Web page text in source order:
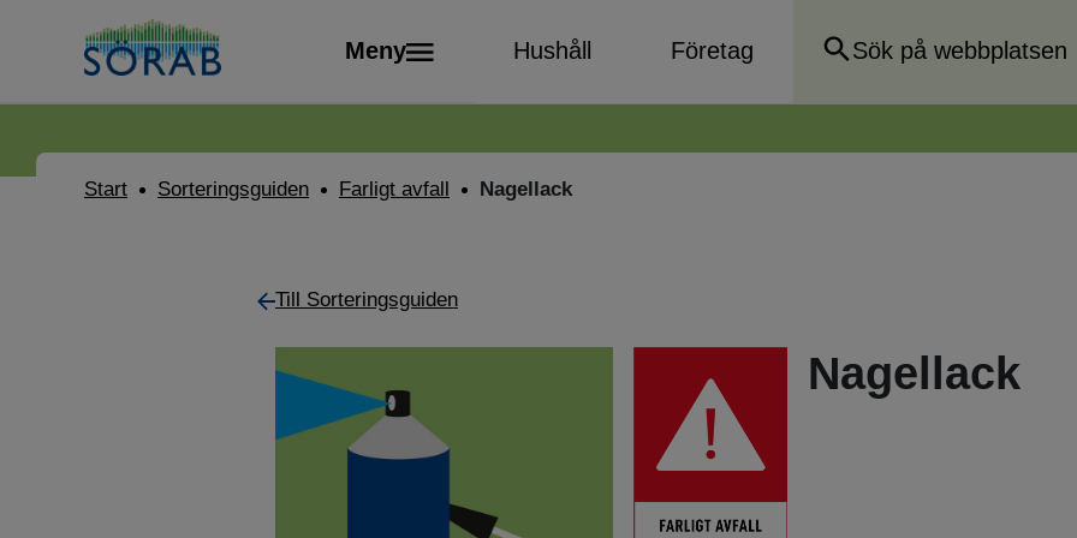
Meny Hushåll Företag
Start Sorteringsguiden Farligt avfall Nagellack
Till Sorteringsguiden
Nagellack